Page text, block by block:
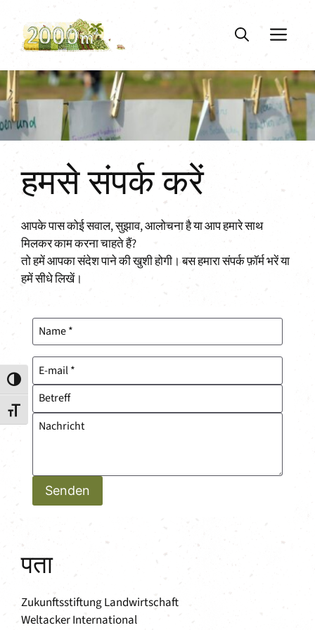
Toggle High Contrast
Toggle Font size
content
हमसे संपर्क करें
आपके पास कोई सवाल, सुझाव, आलोचना है या आप हमारे साथ
मिलकर काम करना चाहते हैं?
तो हमें आपका संदेश पाने की खुशी होगी। बस हमारा संपर्क फ़ॉर्म भरें या
हमें सीधे लिखें।
Senden
पता
Zukunftsstiftung Landwirtschaft
Weltacker International